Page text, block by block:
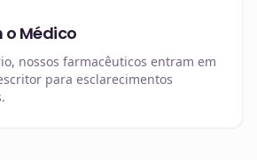
Médico
nossos farmacêuticos entram em
para esclarecimentos